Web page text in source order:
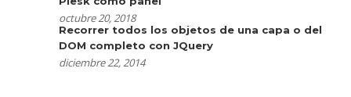
octubre 20, 2018
Recorrer todos los objetos de una capa o del
DOM completo con JQuery
diciembre 22, 2014